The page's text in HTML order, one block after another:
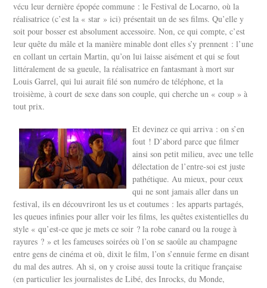
vécu leur dernière épopée commune : le Festival de Locarno, où la
réalisatrice (c’est la « star » ici) présentait un de ses films. Qu’elle y
soit pour bosser est absolument accessoire. Non, ce qui compte, c’est
leur quête du mâle et la manière minable dont elles s’y prennent : l’une
en collant un certain Martin, qu’on lui laisse aisément et qui se fout
littéralement de sa gueule, la réalisatrice en fantasmant à mort sur
Louis Garrel, qui lui aurait filé son numéro de téléphone, et la
troisième, à court de sexe dans son couple, qui cherche un « coup » à
tout prix.
Et devinez ce qui arriva : on s’en
fout ! D’abord parce que filmer
ainsi son petit milieu, avec une telle
délectation de l’entre-soi est juste
pathétique. Au mieux, pour ceux
qui ne sont jamais aller dans un
festival, ils en découvriront les us et coutumes : les apparts partagés,
les queues infinies pour aller voir les films, les quêtes existentielles du
style « qu’est-ce que je mets ce soir ? la robe canard ou la rouge à
rayures ? » et les fameuses soirées où l’on se saoûle au champagne
entre gens de cinéma et où, dixit le film, l’on s’ennuie ferme en disant
du mal des autres. Ah si, on y croise aussi toute la critique française
(en particulier les journalistes de Libé, des Inrocks, du Monde,